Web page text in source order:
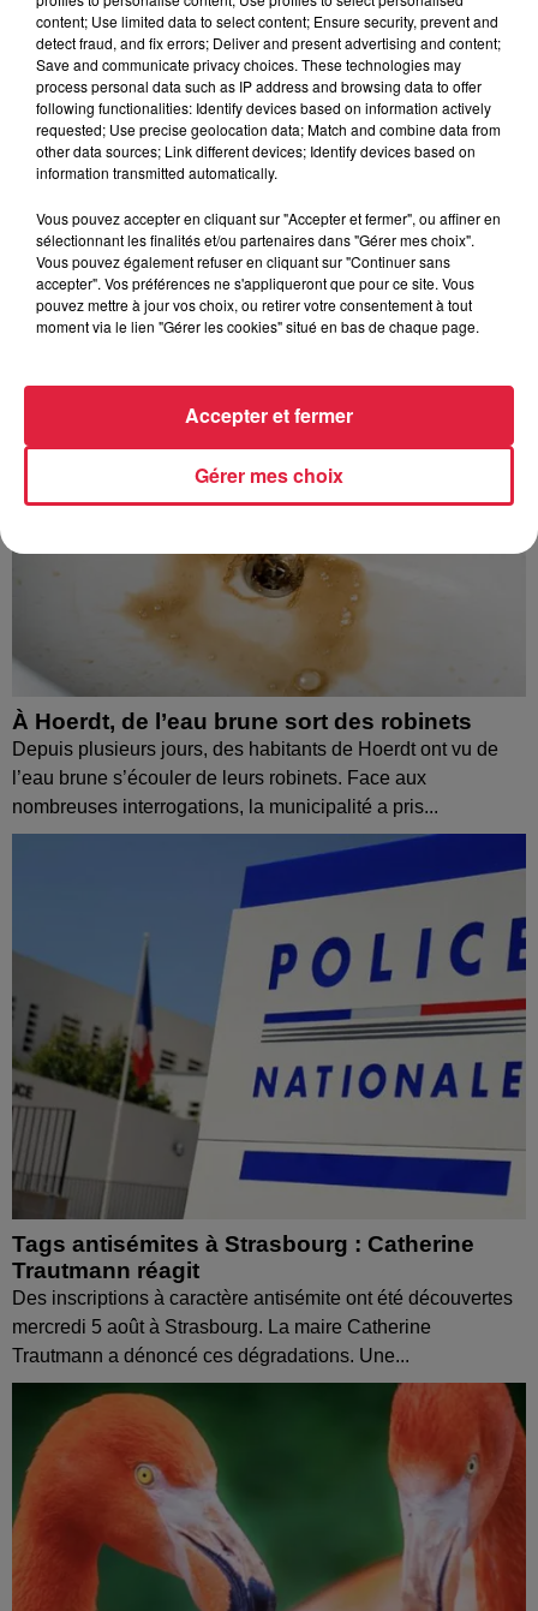
6 août 2026
Au zoo de Mulhouse : rencontre
avec les flamants rouges
À découvrir également
À Hoerdt, de l’eau brune sort des robinets
Depuis plusieurs jours, des habitants de Hoerdt ont vu de
l’eau brune s’écouler de leurs robinets. Face aux
nombreuses interrogations, la municipalité a pris...
Tags antisémites à Strasbourg : Catherine
Trautmann réagit
Des inscriptions à caractère antisémite ont été découvertes
mercredi 5 août à Strasbourg. La maire Catherine
Trautmann a dénoncé ces dégradations. Une...
content; Use limited data to select content; Ensure security, prevent and
detect fraud, and fix errors; Deliver and present advertising and content;
Save and communicate privacy choices. These technologies may
process personal data such as IP address and browsing data to offer
following functionalities: Identify devices based on information actively
requested; Use precise geolocation data; Match and combine data from
other data sources; Link different devices; Identify devices based on
information transmitted automatically.
Vous pouvez accepter en cliquant sur "Accepter et fermer", ou affiner en
sélectionnant les finalités et/ou partenaires dans "Gérer mes choix".
Vous pouvez également refuser en cliquant sur "Continuer sans
accepter". Vos préférences ne s'appliqueront que pour ce site. Vous
pouvez mettre à jour vos choix, ou retirer votre consentement à tout
moment via le lien "Gérer les cookies" situé en bas de chaque page.
Gérer mes choix
Accepter et fermer